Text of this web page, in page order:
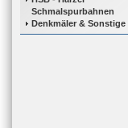
Schmalspurbahnen
Denkmäler & Sonstige